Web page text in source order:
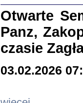
Otwarte
Panz,
czasie
03.02.2026